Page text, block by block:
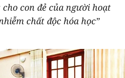
con đẻ của người hoạt
chất độc hóa học”